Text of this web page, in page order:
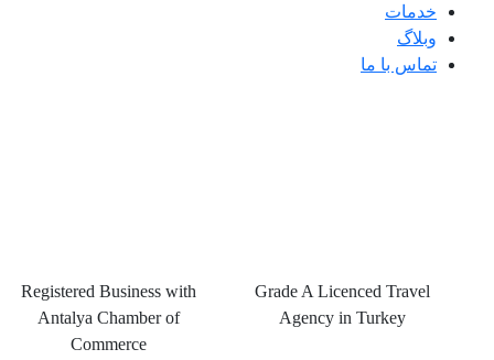
خدمات
وبلاگ
تماس با ما
Grade A Licenced Travel
Agency in Turkey
Registered Business with
Antalya Chamber of
Commerce